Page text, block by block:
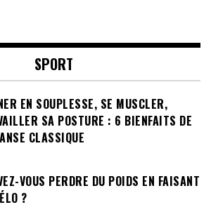
SPORT
EN SOUPLESSE, SE MUSCLER,
SA POSTURE : 6 BIENFAITS DE
CLASSIQUE
VOUS PERDRE DU POIDS EN FAISANT
?